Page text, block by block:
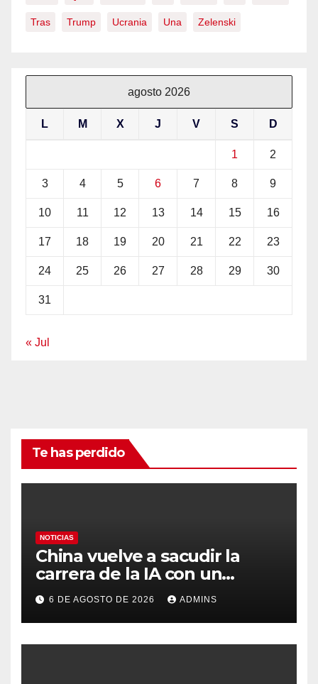
Tras Trump Ucrania Una Zelenski
agosto 2026
L M X J V S D
1 2
3 4 5 6 7 8 9
10 11 12 13 14 15 16
17 18 19 20 21 22 23
24 25 26 27 28 29 30
31
« Jul
Te has perdido
NOTICIAS
China vuelve a sacudir la
carrera de la IA con un
modelo capaz de trabajar
durante días sin intervención
humana
6 DE AGOSTO DE 2026 ADMINS